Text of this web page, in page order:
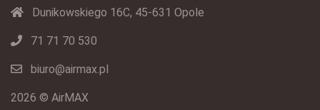
Dunikowskiego 16C, 45-631 Opole
71 71 70 530
biuro@airmax.pl
2026 © AirMAX